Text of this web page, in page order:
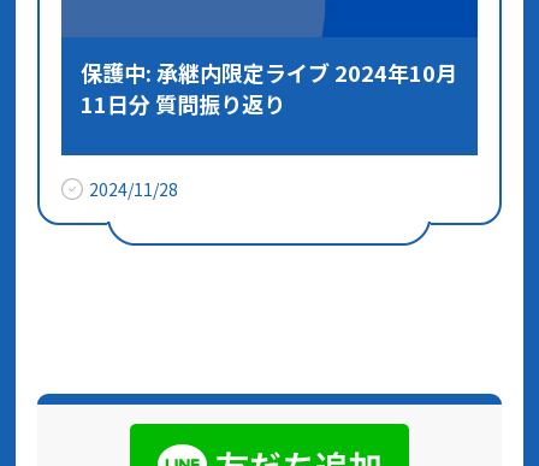
保護中: 承継内限定ライブ 2024年10月
11日分 質問振り返り
2024/11/28